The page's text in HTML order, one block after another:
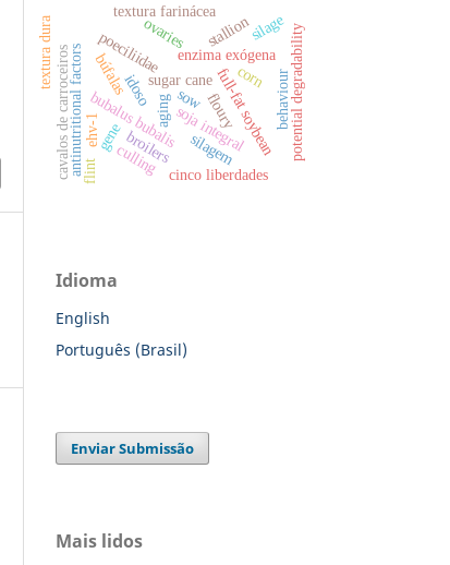
poeciliidae
aging
gene
búfalas
bubalus bubalis
enzima exógena
soja integral
antinutritional factors broilers full-fat soybean
idoso
culling cinco liberdades
behaviourpotential degradability
sugar cane
cavalos de carroceiros
ovaries
ehv-1 silagem
stallion
textura farinácea
textura dura corn
sowfloury
flint
silage
Idioma
English
Português (Brasil)
Enviar Submissão
Mais lidos